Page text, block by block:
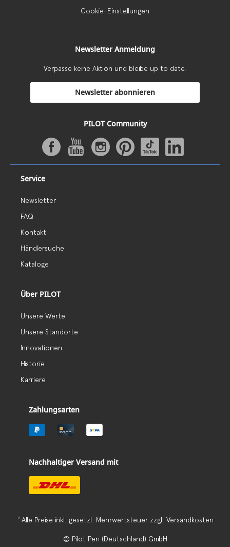
Cookie-Einstellungen
Newsletter Anmeldung
Verpasse keine Aktion und bleibe up to date.
Newsletter abonnieren
PILOT Community
Service
Newsletter
FAQ
Kontakt
Händlersuche
Kataloge
Über PILOT
Unsere Werte
Unsere Standorte
Innovationen
Historie
Karriere
Zahlungsarten
Nachhaltiger Versand mit
1) Alle Preise inkl. gesetzl. Mehrwertsteuer zzgl.Versandkosten
© Pilot Pen (Deutschland) GmbH